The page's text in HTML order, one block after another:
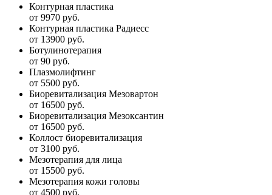
Контурная пластика
от 9970 руб.
Контурная пластика Радиесс
от 13900 руб.
Ботулинотерапия
от 90 руб.
Плазмолифтинг
от 5500 руб.
Биоревитализация Мезовартон
от 16500 руб.
Биоревитализация Мезоксантин
от 16500 руб.
Коллост биоревитализация
от 3100 руб.
Мезотерапия для лица
от 15500 руб.
Мезотерапия кожи головы
от 4500 руб.